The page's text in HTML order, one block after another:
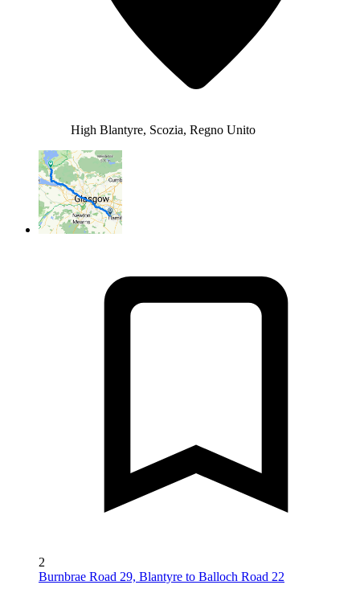
High Blantyre, Scozia, Regno Unito
2
Burnbrae Road 29, Blantyre to Balloch Road 22